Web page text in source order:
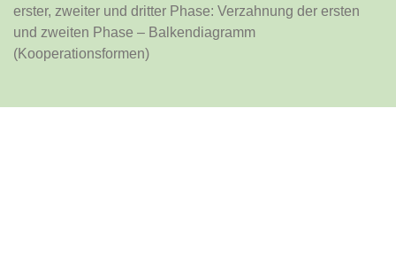
erster, zweiter und dritter Phase: Verzahnung der ersten
und zweiten Phase – Balkendiagramm
(Kooperationsformen)